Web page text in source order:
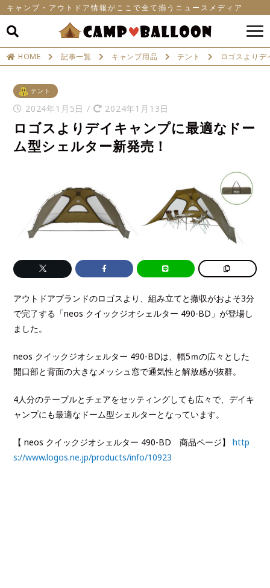
キャンプ・アウトドア情報がここで全て揃うニュースメディア
HOME 記事一覧 キャンプ用品 テント ロゴスより
テント
2024年1月5日 / 2024年1月13日
ロゴスよりデイキャンプに最適なドー
ム型シェルター新発売！
アウトドアブランドのロゴスより、組み立てと撤収がおよそ3分
で完了する「neos クイックジオシェルター 490-BD」が登場し
ました。
neos クイックジオシェルター 490-BDは、幅5ｍの広々とした
開口部と背面の大きなメッシュ窓で通気性と解放感が抜群。
4人分のテーブルとチェアをセッティングしても広々で、デイキ
ャンプにも最適なドーム型シェルターとなっています。
【 neos クイックジオシェルター 490-BD 商品ページ】http
s://www.logos.ne.jp/products/info/10923